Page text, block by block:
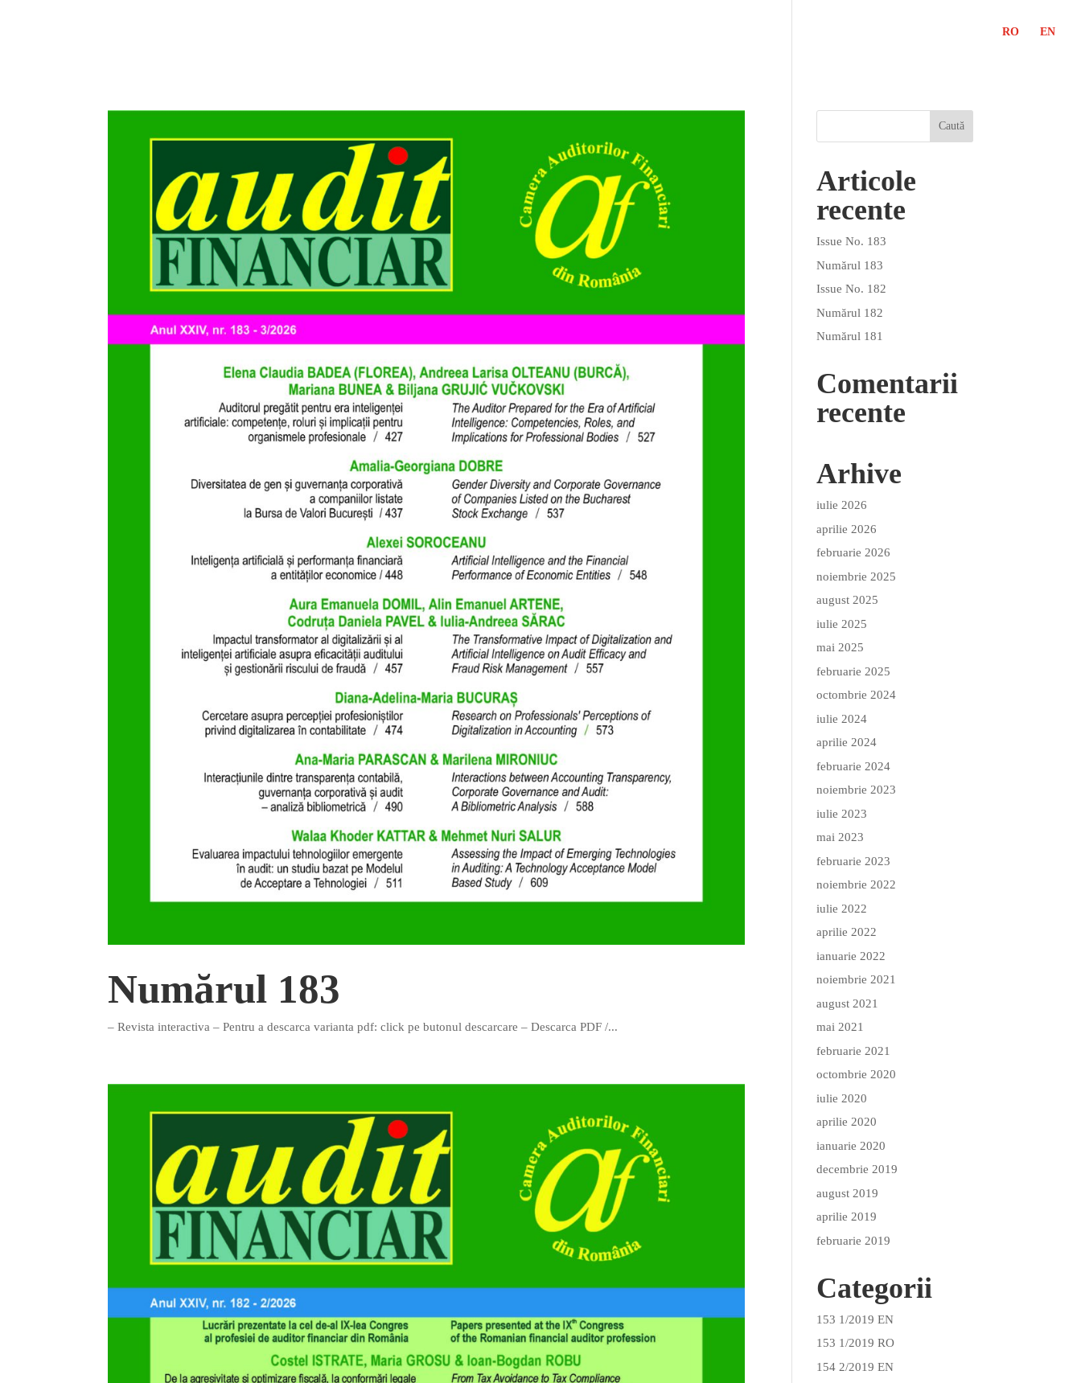
RO EN
Numărul 183
– Revista interactiva – Pentru a descarca varianta pdf: click pe butonul descarcare – Descarca PDF /...
Articole
recente
Issue No. 183
Numărul 183
Issue No. 182
Numărul 182
Numărul 181
Comentarii
recente
Arhive
iulie 2026
aprilie 2026
februarie 2026
noiembrie 2025
august 2025
iulie 2025
mai 2025
februarie 2025
octombrie 2024
iulie 2024
aprilie 2024
februarie 2024
noiembrie 2023
iulie 2023
mai 2023
februarie 2023
noiembrie 2022
iulie 2022
aprilie 2022
ianuarie 2022
noiembrie 2021
august 2021
mai 2021
februarie 2021
octombrie 2020
iulie 2020
aprilie 2020
ianuarie 2020
decembrie 2019
august 2019
aprilie 2019
februarie 2019
Categorii
153 1/2019 EN
153 1/2019 RO
154 2/2019 EN